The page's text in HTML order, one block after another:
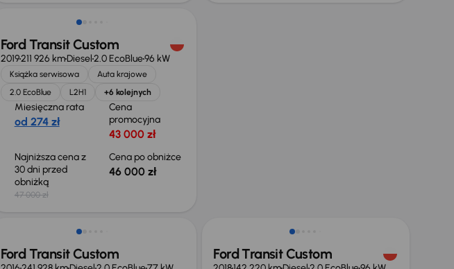
Ford Transit Custom
2019211 926 kmDiesel2.0 EcoBlue96 kW
Książka serwisowa
Auta krajowe
2.0 EcoBlue
L2H1 +6 kolejnych
Miesięczna rata
od 274 zł
Cena
promocyjna
43 000 zł
Najniższa cena z
30 dni przed
obniżką
47 000 zł
Cena po obniżce
46 000 zł
Taniej o 1 000 zł
Ford Transit Custom Ford Transit Custom